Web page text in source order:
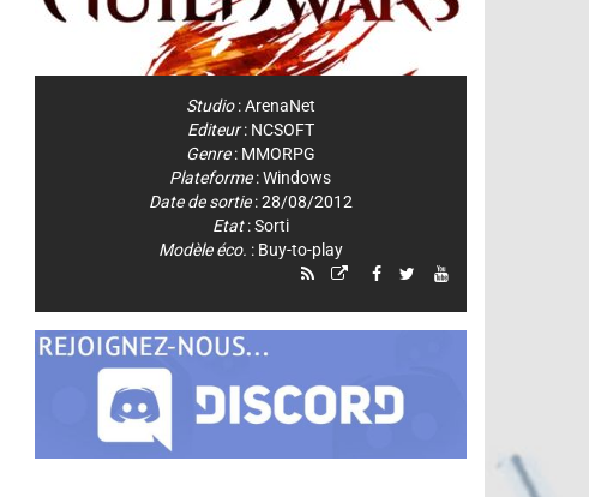
Studio:ArenaNet
Editeur: NCSOFT
Genre: MMORPG
Plateforme:Windows
Date de sortie: 28/08/2012
Etat: Sorti
Modèle éco. : Buy-to-play